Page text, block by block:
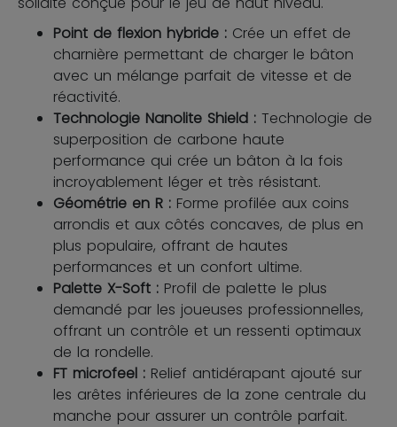
Point de flexion hybride : Crée un effet de
charnière permettant de charger le bâton
avec un mélange parfait de vitesse et de
réactivité.
Technologie Nanolite Shield : Technologie de
superposition de carbone haute
performance qui crée un bâton à la fois
incroyablement léger et très résistant.
Géométrie en R : Forme profilée aux coins
arrondis et aux côtés concaves, de plus en
plus populaire, offrant de hautes
performances et un confort ultime.
Palette X-Soft : Profil de palette le plus
demandé par les joueuses professionnelles,
offrant un contrôle et un ressenti optimaux
de la rondelle.
FT microfeel : Relief antidérapant ajouté sur
les arêtes inférieures de la zone centrale du
manche pour assurer un contrôle parfait.